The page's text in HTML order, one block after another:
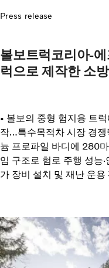
Press release
볼보트럭코리아-
럭으로 제작한 소
• 볼보의 중형 험지용 트
작…특수목적차 시장 경쟁
늄 프로파일 바디에 280
임 구조로 험로 주행 성능
가 장비 설치 및 재난 운